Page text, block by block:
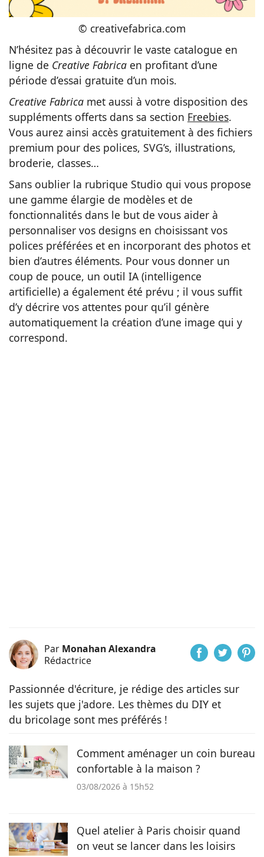
© creativefabrica.com
N’hésitez pas à découvrir le vaste catalogue en
ligne de Creative Fabrica en profitant d’une
période d’essai gratuite d’un mois.
Creative Fabrica met aussi à votre disposition des
suppléments offerts dans sa section Freebies.
Vous aurez ainsi accès gratuitement à des fichiers
premium pour des polices, SVG’s, illustrations,
broderie, classes…
Sans oublier la rubrique Studio qui vous propose
une gamme élargie de modèles et de
fonctionnalités dans le but de vous aider à
personnaliser vos designs en choisissant vos
polices préférées et en incorporant des photos et
bien d’autres éléments. Pour vous donner un
coup de pouce, un outil IA (intelligence
artificielle) a également été prévu ; il vous suffit
d’y décrire vos attentes pour qu’il génère
automatiquement la création d’une image qui y
correspond.
Par Monahan Alexandra
Rédactrice
Passionnée d'écriture, je rédige des articles sur
les sujets que j'adore. Les thèmes du DIY et
du bricolage sont mes préférés !
Comment aménager un coin bureau
confortable à la maison ?
03/08/2026 à 15h52
Quel atelier à Paris choisir quand
on veut se lancer dans les loisirs